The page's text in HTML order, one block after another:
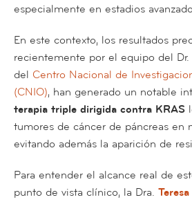
especialmente en estadios
En este contexto, los resultados
recientemente por el equipo del Dr.
del Centro Nacional de
(CNIO), han generado un notable
terapia triple dirigida contra KRAS
tumores de cáncer de páncreas en
evitando además la aparición de
Para entender el alcance real de
punto de vista clínico, la Dra.